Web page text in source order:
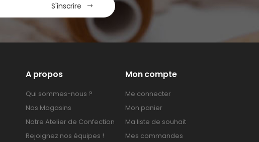
S'inscrire
A propos
Qui sommes-nous ?
Nos Magasins
Notre Atelier de Confection
Rejoignez nos équipes !
Mon compte
Me connecter
Mon panier
Ma liste de souhait
Mes commandes